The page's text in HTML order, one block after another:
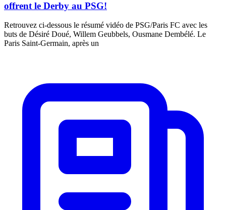
offrent le Derby au PSG!
Retrouvez ci-dessous le résumé vidéo de PSG/Paris FC avec les
buts de Désiré Doué, Willem Geubbels, Ousmane Dembélé. Le
Paris Saint-Germain, après un